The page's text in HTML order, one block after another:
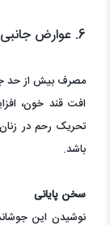
6. عوارض جانبی:
مصرف بیش از حد
افت قند خون،
تحریک رحم در
باشد.
سخن پایانی
نوشیدن این